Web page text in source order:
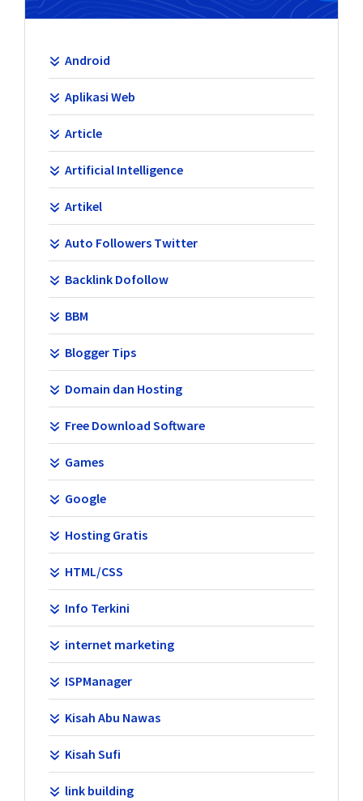
Android
Aplikasi Web
Article
Artificial Intelligence
Artikel
Auto Followers Twitter
Backlink Dofollow
BBM
Blogger Tips
Domain dan Hosting
Free Download Software
Games
Google
Hosting Gratis
HTML/CSS
Info Terkini
internet marketing
ISPManager
Kisah Abu Nawas
Kisah Sufi
link building